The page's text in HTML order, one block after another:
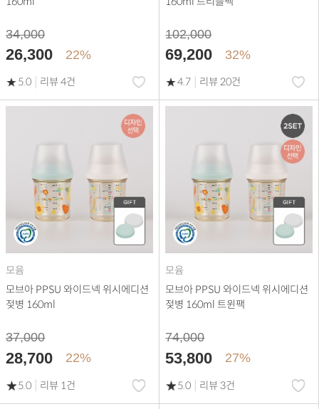
34,000
26,300 22%
5.0 리뷰 4건
102,000
69,200 32%
4.7 리뷰 20건
모윰
모브아 PPSU 와이드넥 위시에디션
젖병 160ml
37,000
28,700 22%
5.0 리뷰 1건
모윰
모브아 PPSU 와이드넥 위시에디션
젖병 160ml 트윈팩
74,000
53,800 27%
5.0 리뷰 3건